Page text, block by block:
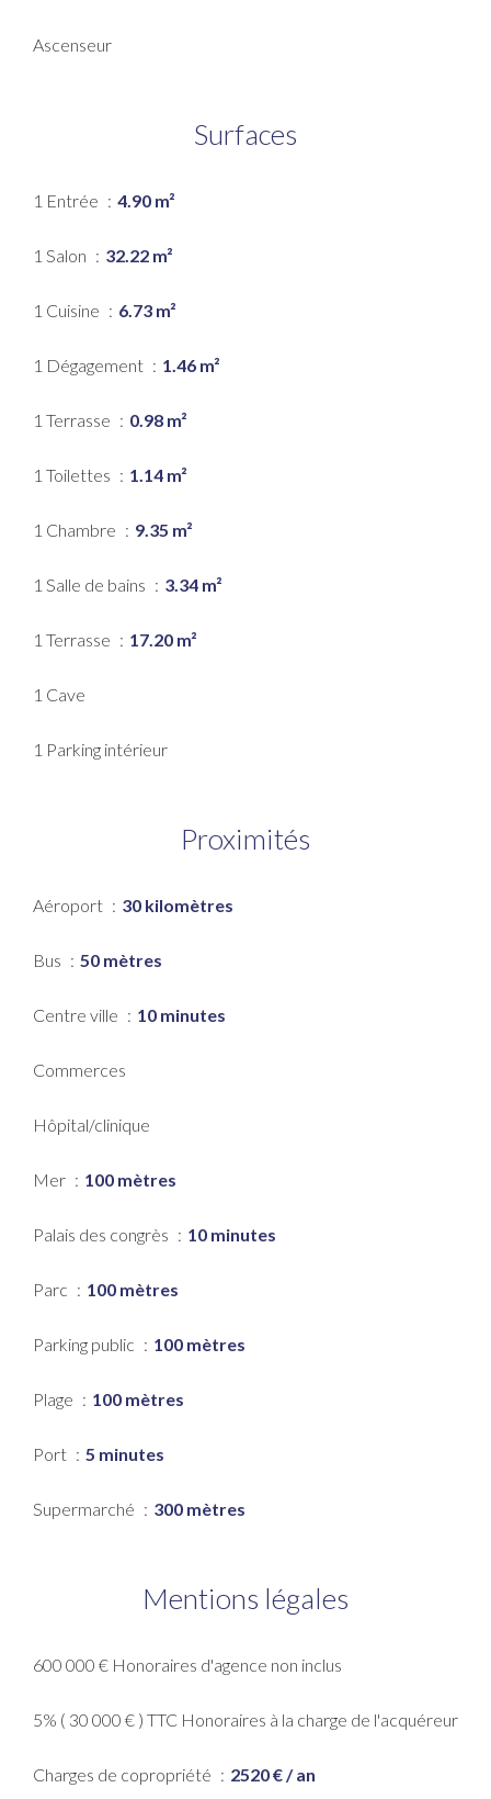
Ascenseur
Surfaces
1 Entrée 4.90 m²
1 Salon 32.22 m²
1 Cuisine 6.73 m²
1 Dégagement 1.46 m²
1 Terrasse 0.98 m²
1 Toilettes 1.14 m²
1 Chambre 9.35 m²
1 Salle de bains 3.34 m²
1 Terrasse 17.20 m²
1 Cave
1 Parking intérieur
Proximités
Aéroport 30 kilomètres
Bus 50 mètres
Centre ville 10 minutes
Commerces
Hôpital/clinique
Mer 100 mètres
Palais des congrès 10 minutes
Parc 100 mètres
Parking public 100 mètres
Plage 100 mètres
Port 5 minutes
Supermarché 300 mètres
Mentions légales
600 000 € Honoraires d'agence non inclus
5% ( 30 000 € ) TTC Honoraires à la charge de l'acquéreur
Charges de copropriété 2520 € / an